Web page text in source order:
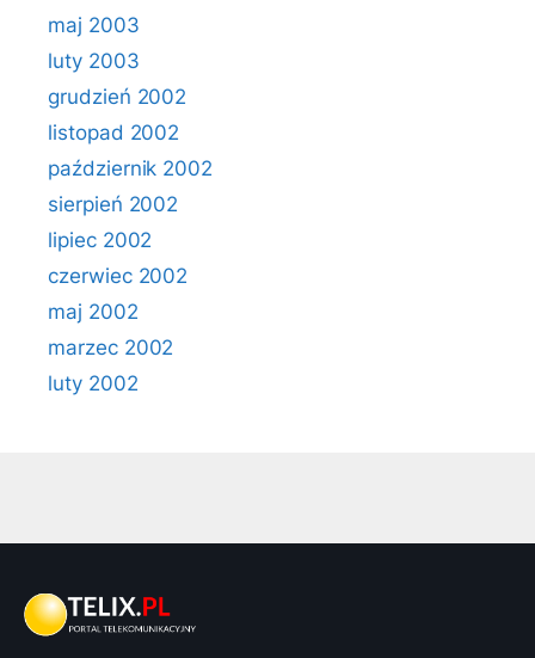
maj 2003
luty 2003
grudzień 2002
listopad 2002
październik 2002
sierpień 2002
lipiec 2002
czerwiec 2002
maj 2002
marzec 2002
luty 2002